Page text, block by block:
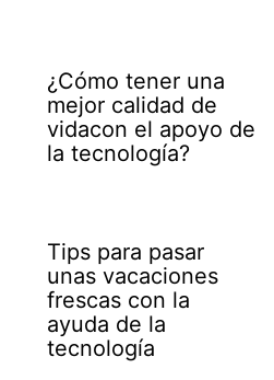
¿Cómo tener una
mejor calidad de
vidacon el apoyo de
la tecnología?
Tips para pasar
unas vacaciones
frescas con la
ayuda de la
tecnología